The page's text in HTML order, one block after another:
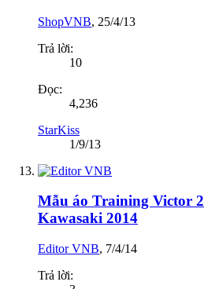
ShopVNB, 25/4/13
Trả lời:
10
Đọc:
4,236
StarKiss
1/9/13
Mẫu áo Training Victor
Kawasaki 2014
Editor VNB, 7/4/14
Trả lời: